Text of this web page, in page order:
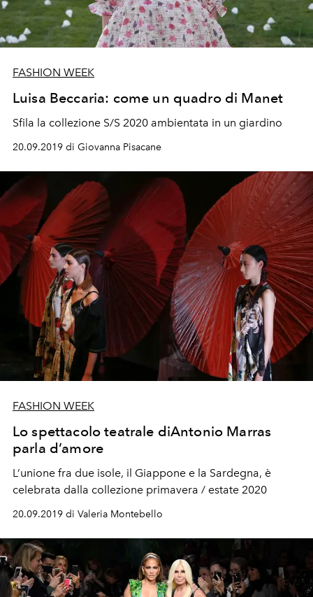
FASHION WEEK
Luisa Beccaria: come un quadro di Manet
Sfila la collezione S/S 2020 ambientata in un giardino
20.09.2019 di Giovanna Pisacane
FASHION WEEK
Lo spettacolo teatrale diAntonio Marras
parla d’amore
L’unione fra due isole, il Giappone e la Sardegna, è
celebrata dalla collezione primavera / estate 2020
20.09.2019 di Valeria Montebello